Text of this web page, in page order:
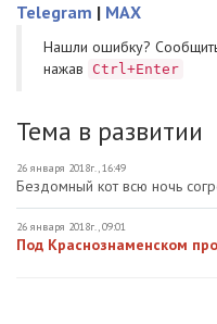
Telegram | MAX
Нашли ошибку?
нажав
Ctrl+Enter
Тема в развитии
26 января 2018г., 16:49
Бездомный кот всю ночь
26 января 2018г., 09:01
Под Краснознаменском